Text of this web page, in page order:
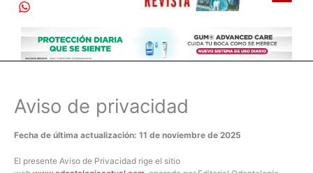
Aviso de privacidad
Fecha de última actualización: 11 de noviembre de 2025
El presente Aviso de Privacidad rige el sitio